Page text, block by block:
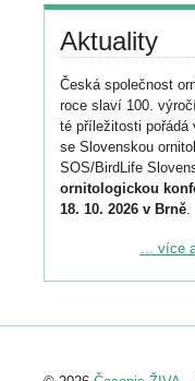
Aktuality
Česká společnost
roce slaví 100.
té příležitosti pořádá
se Slovenskou
SOS/BirdLife
ornitologickou
18. 10. 2026 v Brně.
Podrobnější
Registrovat se
... více